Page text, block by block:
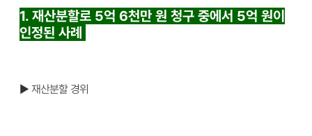
1. 재산분할로 5억 6천만 원 청구 중에서 5억 원이
인정된 사례
▶ 재산분할 경위